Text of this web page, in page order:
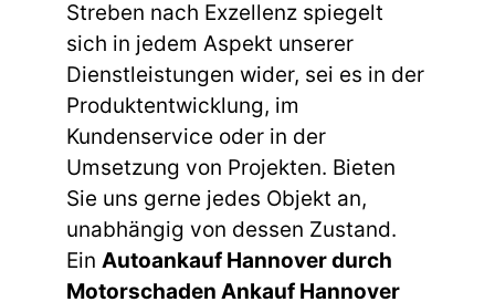
Streben nach Exzellenz spiegelt
sich in jedem Aspekt unserer
Dienstleistungen wider, sei es in der
Produktentwicklung, im
Kundenservice oder in der
Umsetzung von Projekten. Bieten
Sie uns gerne jedes Objekt an,
unabhängig von dessen Zustand.
Ein Autoankauf Hannover durch
Motorschaden Ankauf Hannover